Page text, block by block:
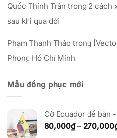
Quốc Thịnh Trần trong 2 cách
sau khi qua đời
Phạm Thanh Thảo trong
Phong Hồ Chí Minh
Mẫu đồng phục mới
Cờ Ecuador để bàn
80,000₫ – 270,000